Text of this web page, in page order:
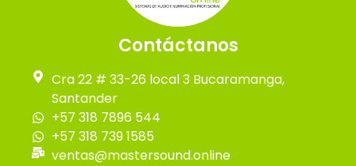
Contáctanos
Cra 22 # 33-26 local 3 Bucaramanga,
Santander
+57 318 7896 544
+57 318 739 1585
ventas@mastersound.online